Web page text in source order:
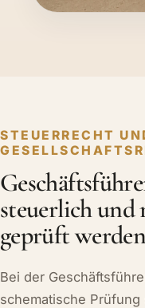
STEUERRECHT
steuerlich und
geprüft
Bei der
schematische